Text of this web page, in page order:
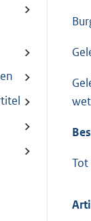
Tot